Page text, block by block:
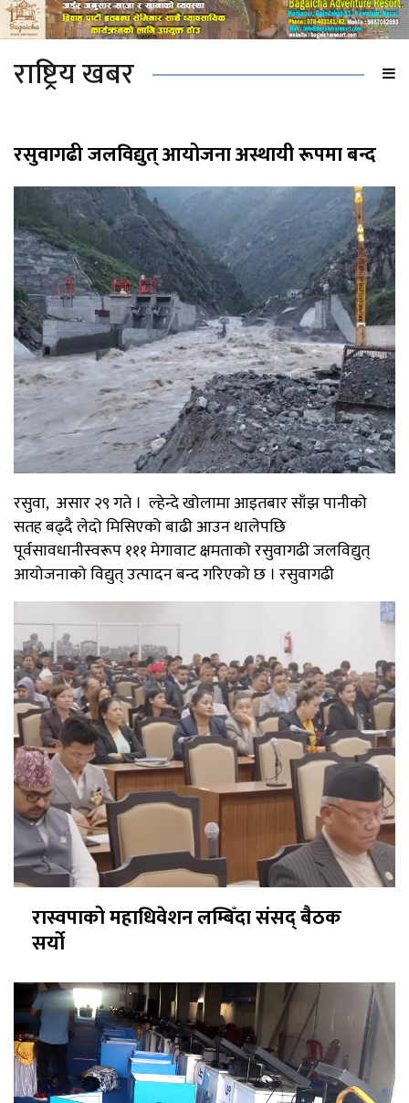
राष्ट्रिय खबर
रसुवागढी जलविद्युत् आयोजना अस्थायी रूपमा बन्द
रसुवा, असार २९ गते । ल्हेन्दे खोलामा आइतबार साँझ पानीको
सतह बढ्दै लेदो मिसिएको बाढी आउन थालेपछि
पूर्वसावधानीस्वरूप १११ मेगावाट क्षमताको रसुवागढी जलविद्युत्
आयोजनाको विद्युत् उत्पादन बन्द गरिएको छ । रसुवागढी
रास्वपाको महाधिवेशन लम्बिँदा संसद् बैठक
सर्यो